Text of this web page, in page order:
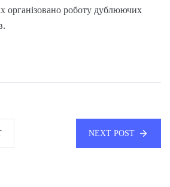
організовано роботу дублюючих
NEXT POST